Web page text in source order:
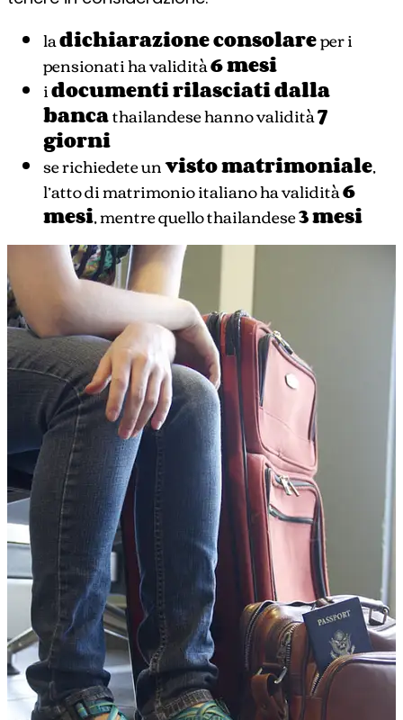
ladichiarazione consolareper i
pensionati ha validità6 mesi
idocumenti rilasciati dalla
bancathailandese hanno validità7
giorni
se richiedete unvisto matrimoniale,
l’atto di matrimonio italiano ha validità6
mesi, mentre quello thailandese3 mesi